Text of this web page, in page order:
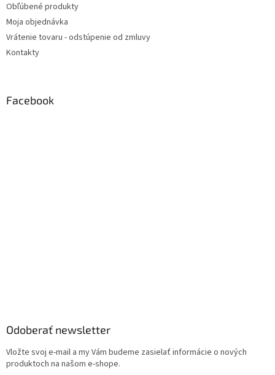
Obľúbené produkty
Moja objednávka
Vrátenie tovaru - odstúpenie od zmluvy
Kontakty
Facebook
Odoberať newsletter
Vložte svoj e-mail a my Vám budeme zasielať informácie o nových
produktoch na našom e-shope.